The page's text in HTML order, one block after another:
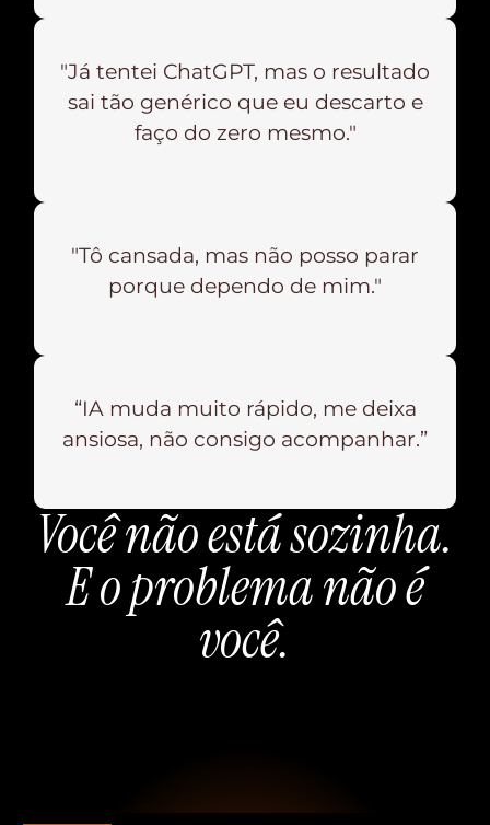
"Já tentei ChatGPT, mas o resultado
sai tão genérico que eu descarto e
faço do zero mesmo."
"Tô cansada, mas não posso parar
porque dependo de mim."
“IA muda muito rápido, me deixa
ansiosa, não consigo acompanhar.”
Você não está sozinha.
E o problema não é
você.